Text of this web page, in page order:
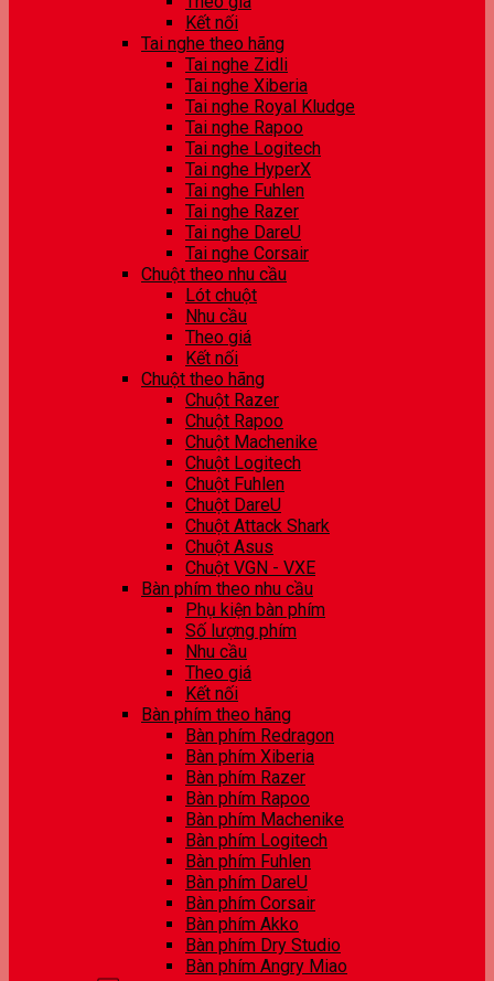
Kết nối
Tai nghe theo hãng
Tai nghe Zidli
Tai nghe Xiberia
Tai nghe Royal Kludge
Tai nghe Rapoo
Tai nghe Logitech
Tai nghe HyperX
Tai nghe Fuhlen
Tai nghe Razer
Tai nghe DareU
Tai nghe Corsair
Chuột theo nhu cầu
Lót chuột
Nhu cầu
Theo giá
Kết nối
Chuột theo hãng
Chuột Razer
Chuột Rapoo
Chuột Machenike
Chuột Logitech
Chuột Fuhlen
Chuột DareU
Chuột Attack Shark
Chuột Asus
Chuột VGN - VXE
Bàn phím theo nhu cầu
Phụ kiện bàn phím
Số lượng phím
Nhu cầu
Theo giá
Kết nối
Bàn phím theo hãng
Bàn phím Redragon
Bàn phím Xiberia
Bàn phím Razer
Bàn phím Rapoo
Bàn phím Machenike
Bàn phím Logitech
Bàn phím Fuhlen
Bàn phím DareU
Bàn phím Corsair
Bàn phím Akko
Bàn phím Dry Studio
Bàn phím Angry Miao